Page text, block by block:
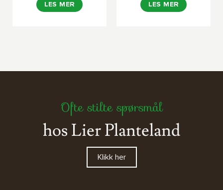
LES MER LES MER
Ofte stilte spørsmål
hos Lier Planteland
Klikk her